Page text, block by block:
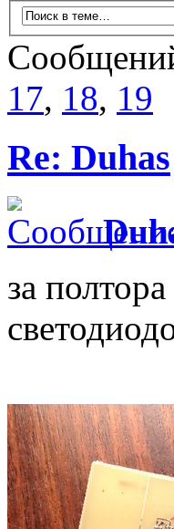
17, 18, 19
Re: Duhas
за